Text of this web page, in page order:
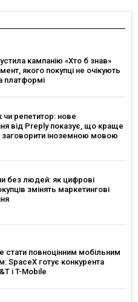
кампанію «Хто б знав»
якого покупці не очікують
платформі
чи репетитор: нове
від Preply показує, що краще
іноземною мовою
без людей: як цифрові
змінять маркетингові
стати повноцінним мобільним
SpaceX готує конкурента
і T-Mobile